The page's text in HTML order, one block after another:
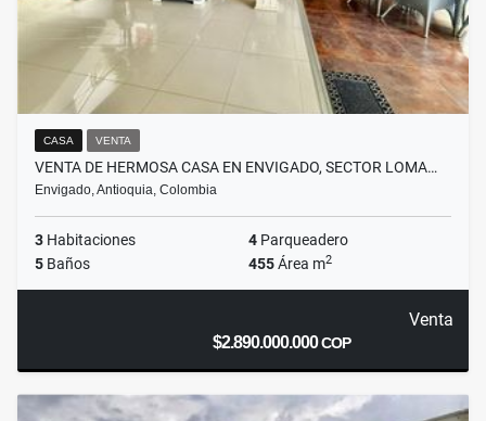
CASA VENTA
VENTA DE HERMOSA CASA EN ENVIGADO, SECTOR LOMA…
Envigado, Antioquia, Colombia
3 Habitaciones 4 Parqueadero
5 Baños 455Área m2
Venta
$2.890.000.000COP